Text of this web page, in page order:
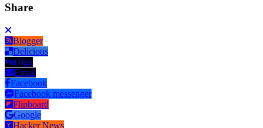
Share
Blogger
Delicious
Digg
Email
Facebook
Facebook messenger
Flipboard
Google
Hacker News